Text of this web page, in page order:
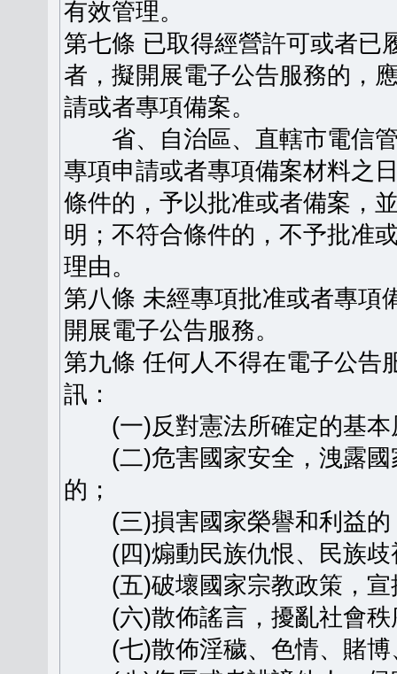
有效管理。
第七條 已取得經營許可或者已
者，擬開展電子公告服務的，
請或者專項備案。
省、自治區、直轄市電信管
專項申請或者專項備案材料之
條件的，予以批准或者備案，
明；不符合條件的，不予批准
理由。
第八條 未經專項批准或者專項
開展電子公告服務。
第九條 任何人不得在電子公告
訊：
(一)反對憲法所確定的基本
(二)危害國家安全，洩露國
的；
(三)損害國家榮譽和利益的
(四)煽動民族仇恨、民族歧
(五)破壞國家宗教政策，宣
(六)散佈謠言，擾亂社會秩
(七)散佈淫穢、色情、賭博